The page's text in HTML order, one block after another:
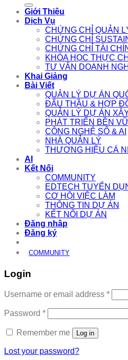
Giới Thiệu
Dịch Vụ
CHỨNG CHỈ QUẢN
CHỨNG CHỈ
CHỨNG CHỈ TÀI
KHÓA HỌC THỰC
TƯ VẤN DOANH
Khai Giảng
Bài Viết
QUẢN LÝ DỰ ÁN
ĐẤU THẦU & HỢP
QUẢN LÝ DỰ ÁN
PHÁT TRIỂN BỀN
CÔNG NGHỆ SỐ & AI
NHÀ QUẢN LÝ
THƯƠNG HIỆU CÁ
AI
Kết Nối
COMMUNITY
EDTECH TUYỂN
CƠ HỘI VIỆC LÀM
THÔNG TIN DỰ ÁN
KẾT NỐI DỰ ÁN
Đăng nhập
Đăng ký
COMMUNITY
Login
Username or email address *
Password *Required
Remember me Log in
Lost your password?